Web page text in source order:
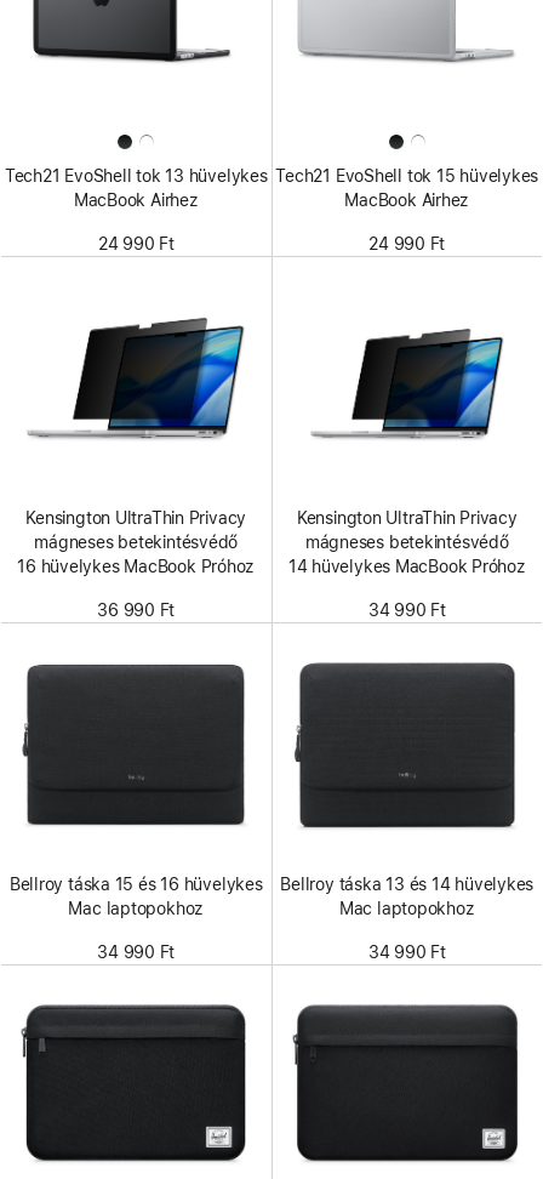
Tech21 EvoShell tok 13 hüvelykes
MacBook Airhez
24 990 Ft
Tech21 EvoShell tok 15 hüvelykes
MacBook Airhez
24 990 Ft
Kensington UltraThin Privacy
mágneses betekintésvédő
16 hüvelykes MacBook Próhoz
36 990 Ft
Kensington UltraThin Privacy
mágneses betekintésvédő
14 hüvelykes MacBook Próhoz
34 990 Ft
Bellroy táska 15 és 16 hüvelykes
Mac laptopokhoz
34 990 Ft
Bellroy táska 13 és 14 hüvelykes
Mac laptopokhoz
34 990 Ft